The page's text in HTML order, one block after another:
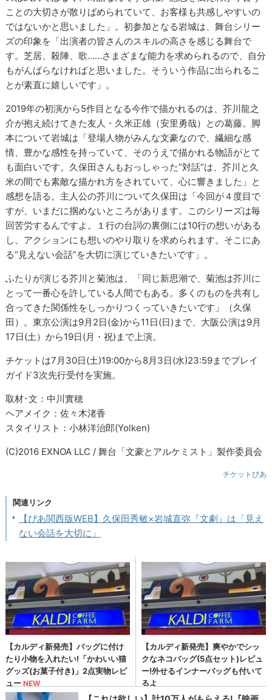
ことの大切さが散りばめられていて、お客様も共感しやすいの
ではないかと思いました」。初参加となる岩城は、舞台シリー
ズの印象を「出演者の皆さんのスキルの高さを感じる舞台で
す。芝居、殺陣、歌……さまざまな能力を求められるので、自分
もがんばらなければと思いました。そういう作品に出られるこ
とが素直に嬉しいです」。
2019年の初演から5作目となる今作で描かれるのは、芥川龍之
介が抱え続けてきた友人・久米正雄（安里勇哉）との葛藤。脚
本について岩城は「登場人物がみんな文豪なので、繊細な感
情、豊かな感性を持っていて、そのうえで描かれる物語がとて
も面白いです。久保田さんもおっしゃった“対話”は、芥川と久
米の間でも素敵な描かれ方をされていて、心に響きました」と
感想を語る。主人公の芥川について久保田は「今回が４度目で
すが、いまだに掴めないところがあります。このシリーズは毎
回苦労するんですよ。１行の台詞の裏側には10行の想いがある
し、アクションにも想いのやり取りを求められます。そこにあ
る“見えない会話”を大切に演じていきたいです」。
ふたりが演じる芥川と菊池は、「同じ新思潮で、菊池は芥川に
とって一番心を許している人間でもある。多くのものを共有し
合ってきた関係性をしっかりつくっていきたいです」（久保
田）。東京公演は9月2日(金)から11日(日)まで、大阪公演は9月
17日(土）から19日(月・祝)まで上演。
チケットは7月30日(土)19:00から8月3日(水)23:59までプレイ
ガイド3次先行受付を実施。
取材･文：中川實穂
ヘアメイク：佐々木渚香
スタイリスト：小林洋治郎(Yolken)
(C)2016 EXNOA LLC / 舞台「文豪とアルケミスト」製作委員会
チケットぴあ
関連リンク
【ぴあ関西版WEB】久保田秀敏×岩城直弥『文劇』は「見え
ない会話を大切に」